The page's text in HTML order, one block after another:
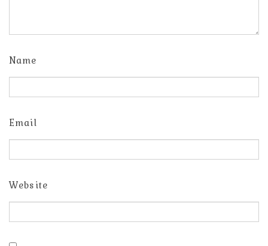
Name
Email
Website